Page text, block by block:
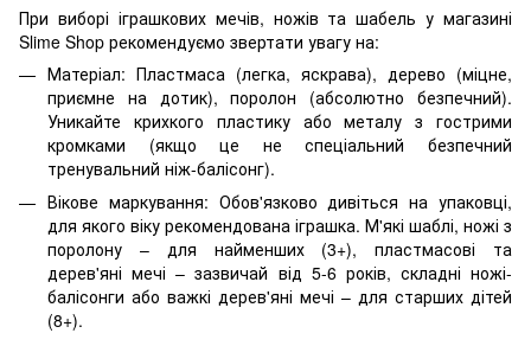
При виборі іграшкових мечів, ножів та шабель у магазині
Slime Shop рекомендуємо звертати увагу на:
Матеріал: Пластмаса (легка, яскрава), дерево (міцне,
приємне на дотик), поролон (абсолютно безпечний).
Уникайте крихкого пластику або металу з гострими
кромками (якщо це не спеціальний безпечний
тренувальний ніж-балісонг).
Вікове маркування: Обов'язково дивіться на упаковці,
для якого віку рекомендована іграшка. М'які шаблі, ножі з
поролону – для найменших (3+), пластмасові та
дерев'яні мечі – зазвичай від 5-6 років, складні ножі-
балісонги або важкі дерев'яні мечі – для старших дітей
(8+).